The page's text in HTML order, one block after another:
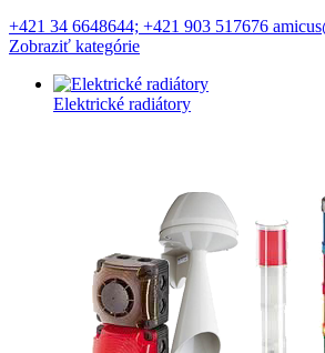
+421 34 6648644; +421 903 517676
Zobraziť kategórie
Elektrické radiátory